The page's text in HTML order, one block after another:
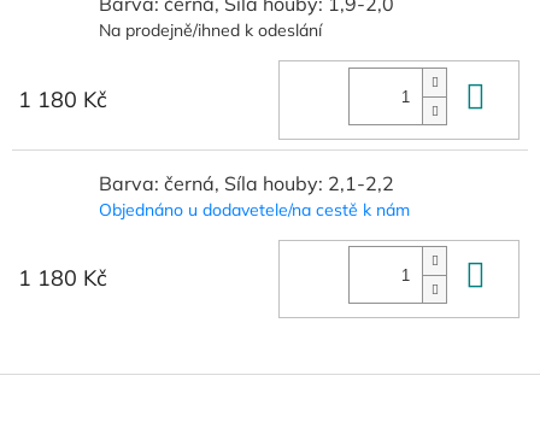
Na prodejně/ihned k odeslání
1 180 Kč
Barva: černá, Síla houby: 2,1-2,2
Objednáno u dodavetele/na cestě k nám
1 180 Kč
Z